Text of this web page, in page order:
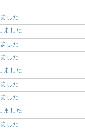
した
ました
した
した
ました
した
した
ました
した